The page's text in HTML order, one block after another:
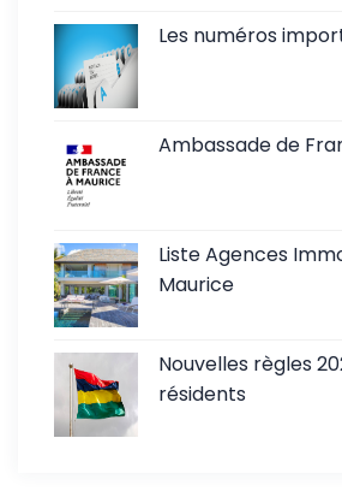
Les numéros
Ambassade de
Liste Agences
Maurice
Nouvelles règles
résidents